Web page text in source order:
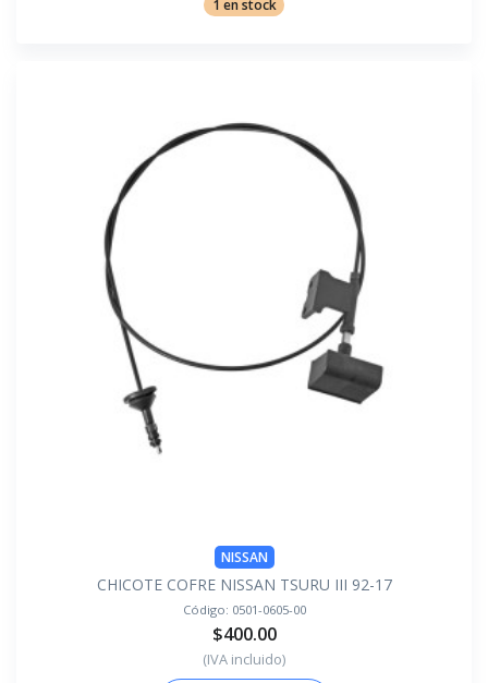
1 en stock
NISSAN
CHICOTE COFRE NISSAN TSURU III 92-17
Código: 0501-0605-00
$400.00
(IVA incluido)